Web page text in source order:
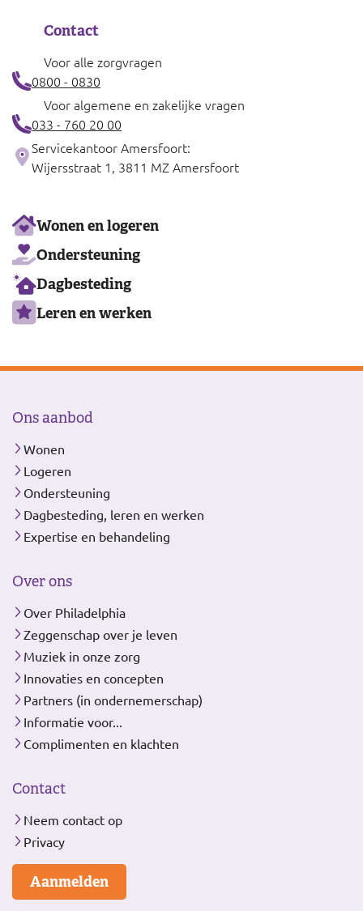
Contact
Voor alle zorgvragen
0800 - 0830
Voor algemene en zakelijke vragen
033 - 760 20 00
Servicekantoor Amersfoort:
Wijersstraat 1, 3811 MZ Amersfoort
Ons
aanbod
Wonen en logeren
Ondersteuning
Dagbesteding
Leren en werken
Ons aanbod
Wonen
Logeren
Ondersteuning
Dagbesteding, leren en werken
Expertise en behandeling
Over ons
Over Philadelphia
Zeggenschap over je leven
Muziek in onze zorg
Innovaties en concepten
Partners (in ondernemerschap)
Informatie voor...
Complimenten en klachten
Contact
Neem contact op
Privacy
Aanmelden